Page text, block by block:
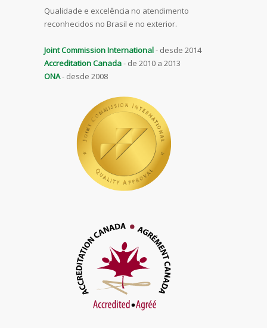
Qualidade e excelência no atendimento
reconhecidos no Brasil e no exterior.
Joint Commission International- desde 2014
Accreditation Canada- de 2010 a 2013
ONA- desde 2008